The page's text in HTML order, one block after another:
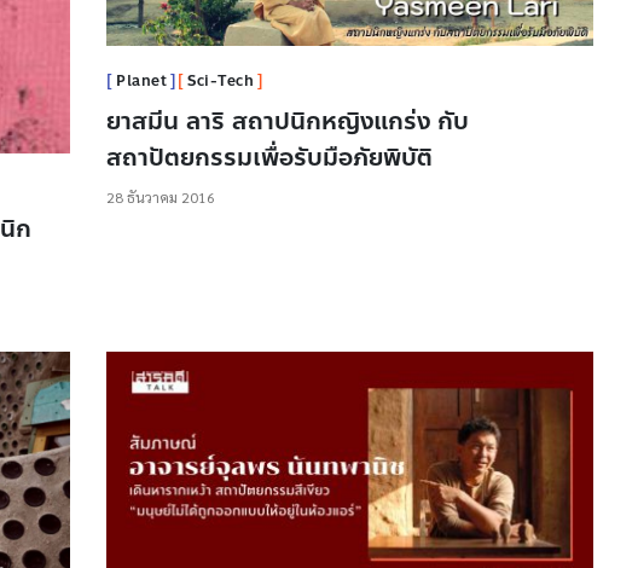
ก
Planet Sci-Tech
ยาสมีน ลาริ สถาปนิกหญิงแกร่ง กับ
สถาปัตยกรรมเพื่อรับมือภัยพิบัติ
28 ธันวาคม 2016